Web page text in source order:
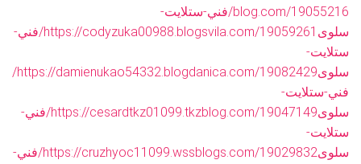
blog.com/19055216/فني-ستلايت-
سلوى
https://codyzuka00988.blogsvila.com/19059261/فني-
ستلايت-
سلوى
https://damienukao54332.blogdanica.com/19082429/
فني-ستلايت-
سلوى
https://cesardtkz01099.tkzblog.com/19047149/فني-
ستلايت-
سلوى
https://cruzhyoc11099.wssblogs.com/19029832/فني-